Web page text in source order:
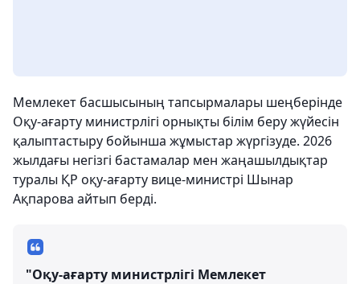
Мемлекет басшысының тапсырмалары шеңберінде
Оқу-ағарту министрлігі орнықты білім беру жүйесін
қалыптастыру бойынша жұмыстар жүргізуде. 2026
жылдағы негізгі бастамалар мен жаңашылдықтар
туралы ҚР оқу-ағарту вице-министрі Шынар
Ақпарова айтып берді.
"Оқу-ағарту министрлігі Мемлекет